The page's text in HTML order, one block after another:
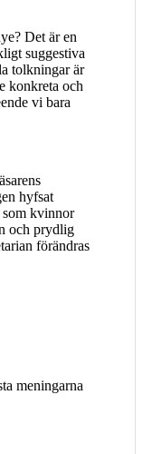
Det är en
suggestiva
tolkningar är
konkreta och
vi bara
hyfsat
som kvinnor
och prydlig
förändras
meningarna